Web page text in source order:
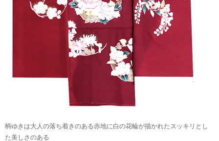
柄ゆきは大人の落ち着きのある赤地に白の花輪が描かれたスッキリとし
た美しさのある